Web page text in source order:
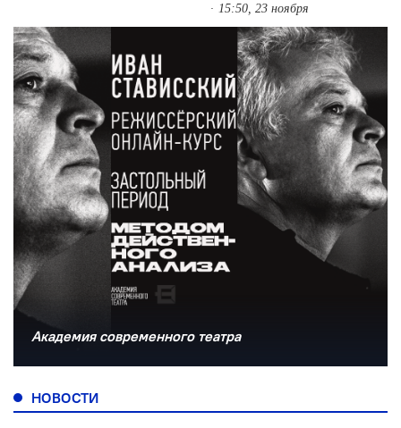
15:50, 23 ноября
Академия современного театра
НОВОСТИ